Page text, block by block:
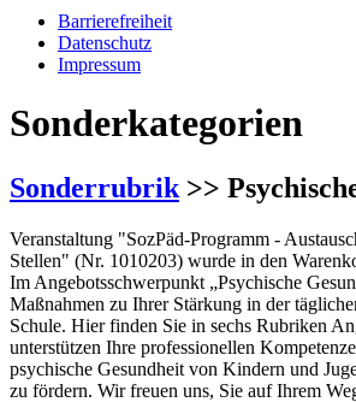
Barrierefreiheit
Datenschutz
Impressum
Sonderkategorien
Sonderrubrik >>
Veranstaltung "SozPäd-Programm -
Stellen" (Nr. 1010203) wurde in den
Im Angebotsschwerpunkt „Psychische
Maßnahmen zu Ihrer Stärkung in der
Schule. Hier finden Sie in sechs Rubriken
unterstützen Ihre professionellen
psychische Gesundheit von Kindern und
zu fördern. Wir freuen uns, Sie auf Ihrem